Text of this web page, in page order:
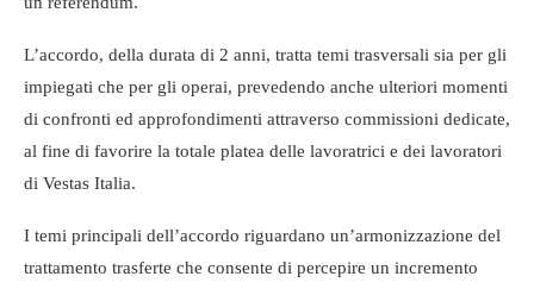
L’accordo, della durata di 2 anni, tratta temi trasversali sia per gli
impiegati che per gli operai, prevedendo anche ulteriori momenti
di confronti ed approfondimenti attraverso commissioni dedicate,
al fine di favorire la totale platea delle lavoratrici e dei lavoratori
di Vestas Italia.
I temi principali dell’accordo riguardano un’armonizzazione del
trattamento trasferte che consente di percepire un incremento